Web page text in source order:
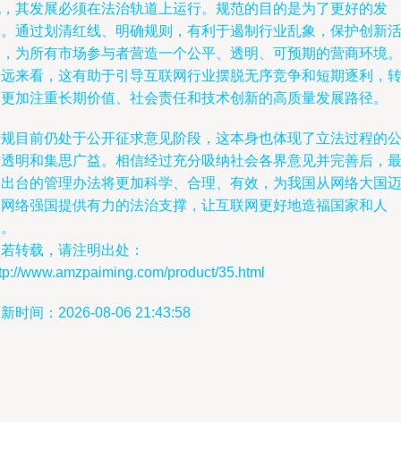
其发展必须在法治轨道上运行。规范的目的是为了更好的发
通过划清红线、明确规则，有利于遏制行业乱象，保护创新活
为所有市场参与者营造一个公平、透明、可预期的营商环境。
来看，这有助于引导互联网行业摆脱无序竞争和短期逐利，转
加注重长期价值、社会责任和技术创新的高质量发展路径。
目前仍处于公开征求意见阶段，这本身也体现了立法过程的公
明和集思广益。相信经过充分吸纳社会各界意见并完善后，最
台的管理办法将更加科学、合理、有效，为我国从网络大国迈
络强国提供有力的法治支撑，让互联网更好地造福国家和人
转载，请注明出处：
www.amzpaiming.com/product/35.html
时间：2026-08-06 21:43:58